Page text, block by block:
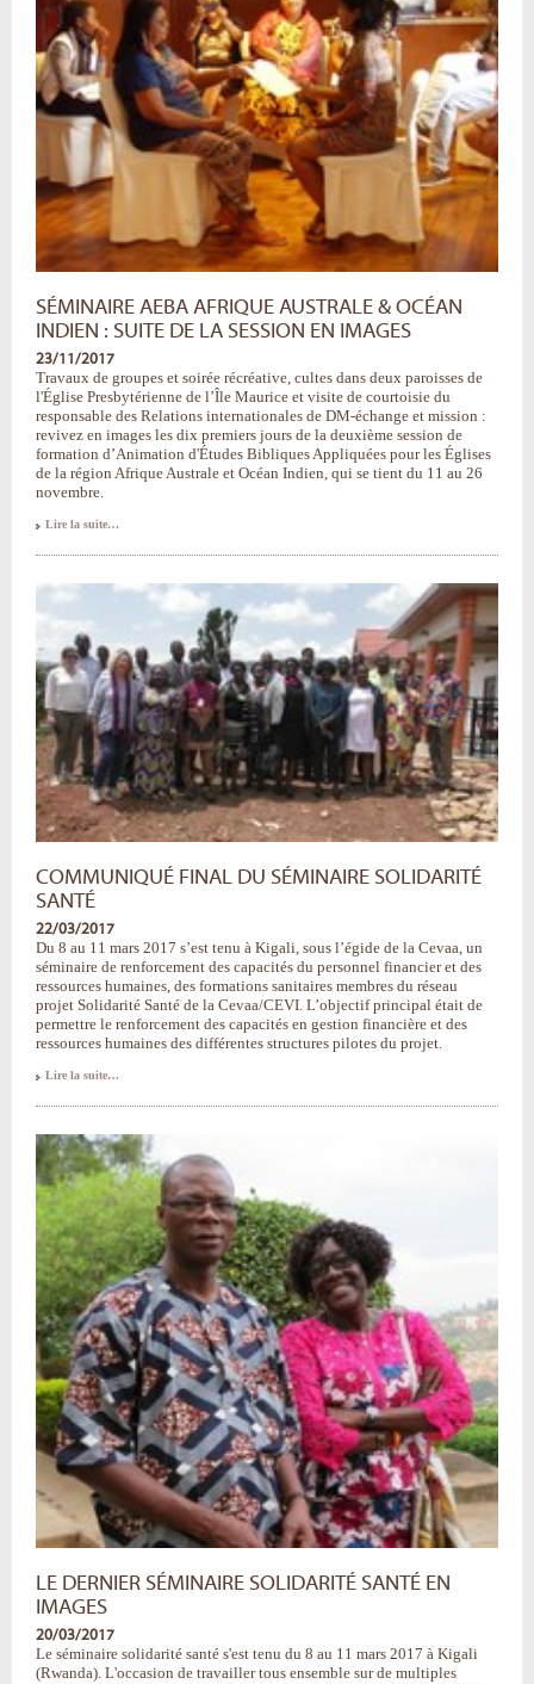
Océan
Indien
-
SÉMINAIRE AEBA AFRIQUE AUSTRALE & OCÉAN
INDIEN : SUITE DE LA SESSION EN IMAGES
23/11/2017
Travaux de groupes et soirée récréative, cultes dans deux paroisses de
l'Église Presbytérienne de l’Île Maurice et visite de courtoisie du
responsable des Relations internationales de DM-échange et mission :
revivez en images les dix premiers jours de la deuxième session de
formation d’Animation d'Études Bibliques Appliquées pour les Églises
de la région Afrique Australe et Océan Indien, qui se tient du 11 au 26
novembre.
Séminaire
Océan
:
la
session
en
images
-
Lire la suite…
COMMUNIQUÉ FINAL DU SÉMINAIRE SOLIDARITÉ
SANTÉ
22/03/2017
Du 8 au 11 mars 2017 s’est tenu à Kigali, sous l’égide de la Cevaa, un
séminaire de renforcement des capacités du personnel financier et des
ressources humaines, des formations sanitaires membres du réseau
projet Solidarité Santé de la Cevaa/CEVI. L’objectif principal était de
permettre le renforcement des capacités en gestion financière et des
ressources humaines des différentes structures pilotes du projet.
Communiqué
Santé
Lire la suite…
LE DERNIER SÉMINAIRE SOLIDARITÉ SANTÉ EN
IMAGES
20/03/2017
Le séminaire solidarité santé s'est tenu du 8 au 11 mars 2017 à Kigali
(Rwanda). L'occasion de travailler tous ensemble sur de multiples